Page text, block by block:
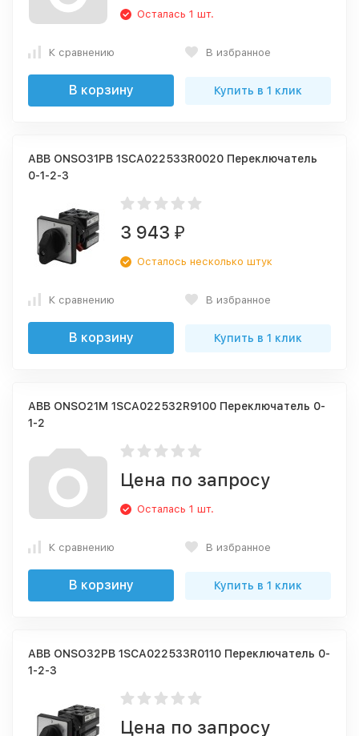
Осталась 1 шт.
К сравнению В избранное
В корзину Купить в 1 клик
ABB ONSO31PB 1SCA022533R0020 Переключатель
0-1-2-3
3 943 ₽
Осталось несколько штук
К сравнению В избранное
В корзину Купить в 1 клик
ABB ONSO21М 1SCA022532R9100 Переключатель 0-
1-2
Цена по запросу
Осталась 1 шт.
К сравнению В избранное
В корзину Купить в 1 клик
ABB ONSO32PB 1SCA022533R0110 Переключатель 0-
1-2-3
Цена по запросу